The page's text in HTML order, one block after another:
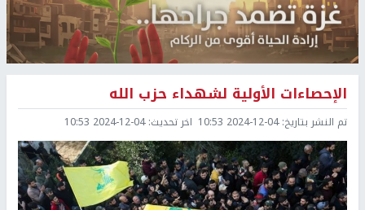
الإحصاءات الأولية لشهداء حزب الله
تم النشر بتاريخ:2024-12-04 10:53 اخر تحديث:2024-12-04 10:53